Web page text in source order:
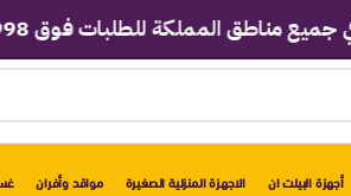
أجهزة البيلت ان الاجهزة المنزلية الصغيرة مواقد وأفران
المملكة للطلبات فوق 2998 ريال!